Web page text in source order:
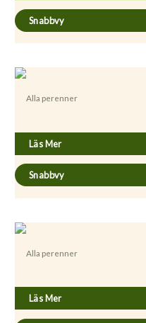
Snabbvy
Alla perenner
Läs Mer
Snabbvy
Alla perenner
Läs Mer